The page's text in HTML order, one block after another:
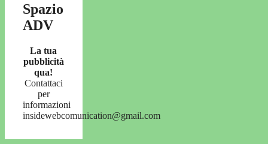
Spazio
ADV
La tua
pubblicità
qua!
Contattaci
per
informazioni
insidewebcomunication@gmail.com